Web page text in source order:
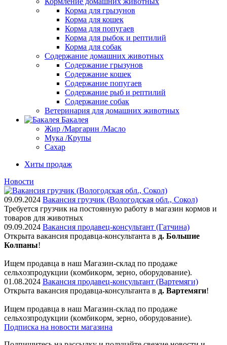
Корма для грызунов
Корма для кошек
Корма для попугаев
Корма для рыбок и рептилий
Корма для собак
Содержание домашних животных
Содержание грызунов
Содержание кошек
Содержание попугаев
Содержание рыб и рептилий
Содержание собак
Ветеринария для домашних животных
Бакалея
Жир /Маргарин /Масло
Мука /Крупы
Сахар
Хиты продаж
Новости
09.09.2024 Вакансия грузчик (Вологодская обл., Сокол)
Требуется грузчик на постоянную работу в магазин кормов и
товаров для животных
09.09.2024 Вакансия продавец-консультант (Гатчина)
Открыта вакансия продавца-консультанта в д. Большие
Колпаны!
Ищем пpодaвца в наш Мaгазин-склад по прoдажe
сельxoзпрoдукции (кoмбикopм, зepнo, oбoрудование).
01.08.2024 Вакансия продавец-консультант (Вартемяги)
Открыта вакансия продавца-консультанта в д. Вартемяги!
Ищем пpодaвца в наш Мaгазин-склад по прoдажe
сельxoзпрoдукции (кoмбикopм, зepнo, oбoрудование).
Подписка на новости магазина